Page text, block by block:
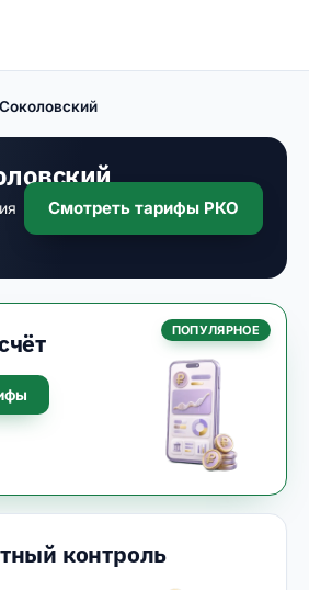
Соколовский
Смотреть тарифы РКО
ПОПУЛЯРНОЕ
контроль